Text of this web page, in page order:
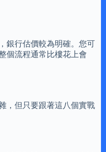
銀行估價較為明確。您可
個流程通常比樓花上會
，但只要跟著這八個實戰